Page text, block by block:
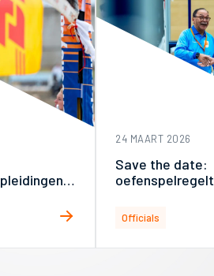
24 MAART 2026
Save the date:
Officials